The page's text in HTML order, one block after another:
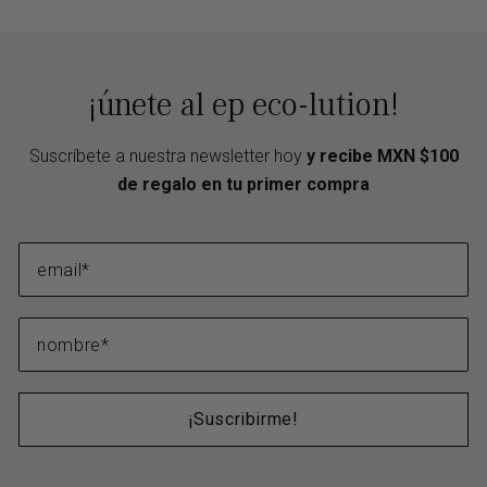
¡únete al ep eco-lution!
Suscríbete a nuestra newsletter hoy y recibe MXN $100
de regalo en tu primer compra
¡Suscribirme!